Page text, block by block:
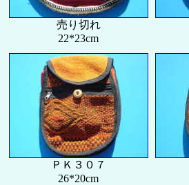
売り切れ
22*23cm
ＰＫ３０７
26*20cm